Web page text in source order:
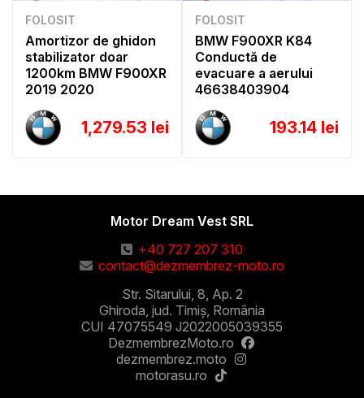
FOLOSIT
Amortizor de ghidon
stabilizator doar
1200km BMW F900XR
2019 2020
1,279.53 lei
FOLOSIT
BMW F900XR K84
Conductă de
evacuare a aerului
46638403904
193.14 lei
Motor Dream Vest SRL
+40 727 207 310
contact@dezmembrez-moto.ro
Str. Sitarului, 8, Ap. 2
Ghiroda, jud. Timiș, România
CUI 47075549 J2022005039355
DezmembrezMoto.ro
dezmembrez.moto
motorasu.ro